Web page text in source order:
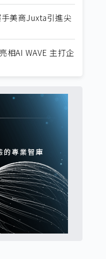
美商Juxta引進尖
相AI WAVE 主打企